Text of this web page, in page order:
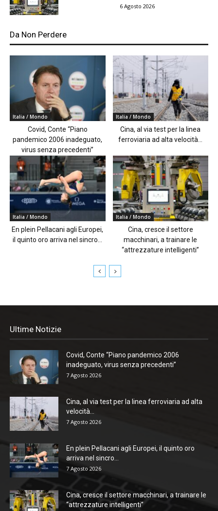
6 Agosto 2026
Da Non Perdere
Italia / Mondo
Covid, Conte “Piano
pandemico 2006 inadeguato,
virus senza precedenti”
Italia / Mondo
Cina, al via test per la linea
ferroviaria ad alta velocità...
Italia / Mondo
En plein Pellacani agli Europei,
il quinto oro arriva nel sincro...
Italia / Mondo
Cina, cresce il settore
macchinari, a trainare le
“attrezzature intelligenti”
Ultime Notizie
Covid, Conte “Piano pandemico 2006
inadeguato, virus senza precedenti”
7 Agosto 2026
Cina, al via test per la linea ferroviaria ad alta
velocità...
7 Agosto 2026
En plein Pellacani agli Europei, il quinto oro
arriva nel sincro...
7 Agosto 2026
Cina, cresce il settore macchinari, a trainare le
“attrezzature intelligenti”